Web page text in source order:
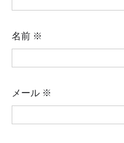
名前 ※
メール ※